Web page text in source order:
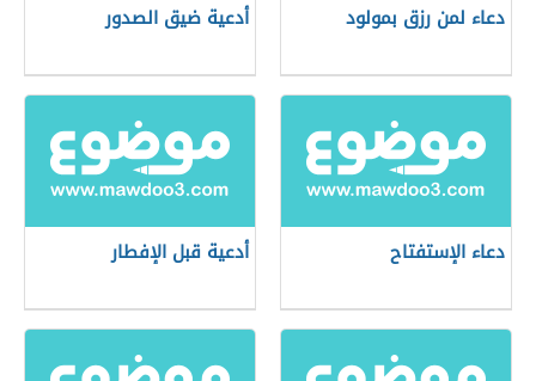
دعاء لمن رزق بمولود أدعية ضيق الصدور
دعاء الإستفتاح أدعية قبل الإفطار